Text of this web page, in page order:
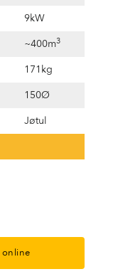
9kW
~400m3
171kg
150Ø
Jøtul
online